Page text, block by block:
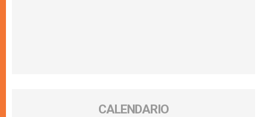
CALENDARIO